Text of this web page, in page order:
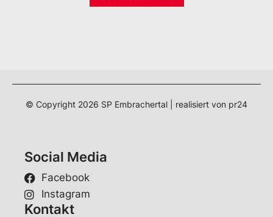
© Copyright 2026 SP Embrachertal | realisiert von pr24
Social Media
Facebook
Instagram
Kontakt